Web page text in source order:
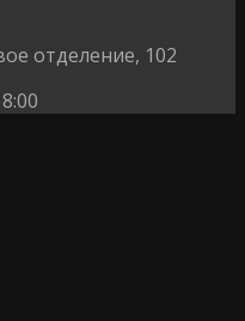
отделение, 102